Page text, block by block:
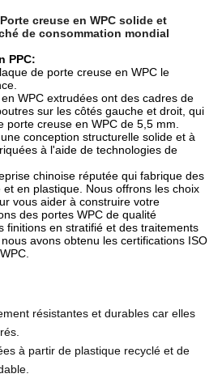
creuse en WPC solide et
de consommation mondial
PPC:
de porte creuse en WPC le
WPC extrudées ont des cadres de
sur les côtés gauche et droit, qui
creuse en WPC de 5,5 mm.
conception structurelle solide et à
à l'aide de technologies de
chinoise réputée qui fabrique des
en plastique. Nous offrons les choix
vous aider à construire votre
des portes WPC de qualité
finitions en stratifié et des traitements
avons obtenu les certifications ISO
résistantes et durables car elles
à partir de plastique recyclé et de